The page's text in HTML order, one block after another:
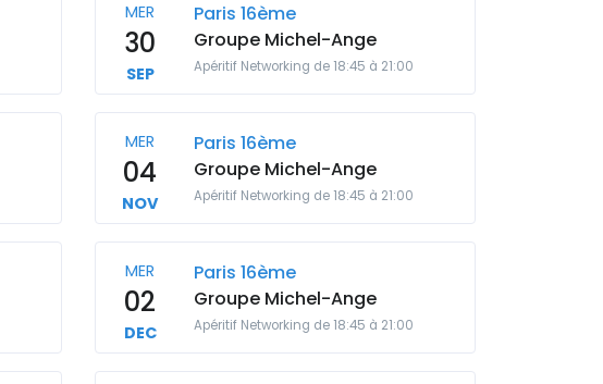
MER
30
SEP
Paris 16ème
Groupe Michel-Ange
Apéritif Networking de 18:45 à 21:00
MER
04
NOV
Paris 16ème
Groupe Michel-Ange
Apéritif Networking de 18:45 à 21:00
MER
02
DEC
Paris 16ème
Groupe Michel-Ange
Apéritif Networking de 18:45 à 21:00